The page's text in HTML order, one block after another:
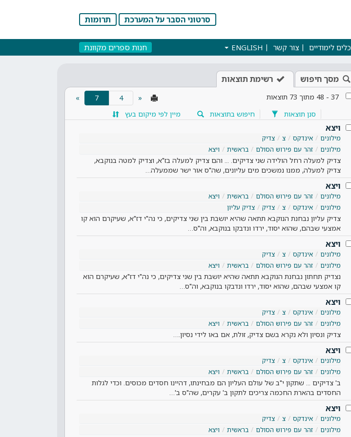
סרטוני הסבר על המערכת תרומות
כלים לימודיים צור קשר ENGLISH חנות ספרים מקוונת
מסך חיפוש רשימת תוצאות
37
-
48 מתוך 73 תוצאות «
7
»
סנן תוצאות
חיפוש בתוצאות מיין לפי מיקום בעץ
ויצא
מילונים אינדקס צ
צדיק
מילונים
זהר עם פירוש הסולם בראשית ויצא
צדיק למעלה רחל הולידה שני צדיקים. ... והם צדיק למעלה בז"א, וצדיק למטה בנוקבא,
צדיק למעלה, ממנו נמשכים מים עליונים, שה"ס אור ישר שממעלה…
ויצא
מילונים זהר עם פירוש הסולם בראשית
ויצא
מילונים
אינדקס צ צדיק צדיק עליון
צדיק עליון נבחנת הנוקבא תתאה שהיא יושבת בין שני צדיקים, כי נה"י דז"א, שעיקרם הוא קו
אמצעי שבהם, שהוא יסוד, ירדו ונדבקו בנוקבא, וה"ס…
ויצא
מילונים אינדקס צ
צדיק
מילונים
זהר עם פירוש הסולם בראשית ויצא
נצדיק תחתון נבחנת הנוקבא תתאה שהיא יושבת בין שני צדיקים, כי נה"י דז"א, שעיקרם הוא
קו אמצעי שבהם, שהוא יסוד, ירדו ונדבקו בנוקבא, וה"ס…
ויצא
מילונים אינדקס צ
צדיק
מילונים
זהר עם פירוש הסולם בראשית ויצא
צדיק ונסיון ולא נקרא בשם צדיק, זולת, אם באו לידי נסיון.…
ויצא
מילונים אינדקס צ
צדיק
מילונים
זהר עם פירוש הסולם בראשית ויצא
ב' צדיקים ... שתקון י"ב של עולם העליון הם מבחינתו, דהיינו חסדים מכוסים. וכדי לגלות
החסדים בהארת החכמה צריכים לתקון ב' עקרים, שה"ס ב'…
ויצא
מילונים אינדקס צ
צדיק
מילונים
זהר עם פירוש הסולם בראשית ויצא